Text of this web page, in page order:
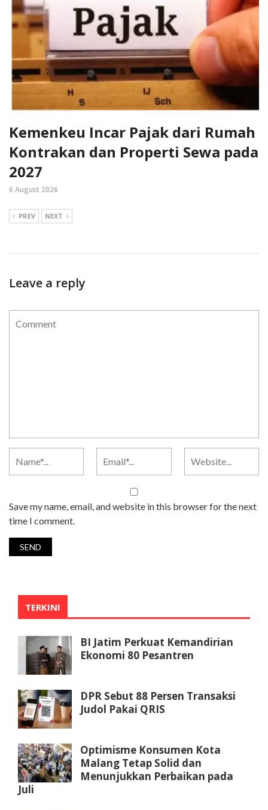
Kemenkeu Incar Pajak dari Rumah
Kontrakan dan Properti Sewa pada
2027
6 August 2026
PREV NEXT
Leave a reply
Save my name, email, and website in this browser for the next
time I comment.
TERKINI
BI Jatim Perkuat Kemandirian
Ekonomi 80 Pesantren
DPR Sebut 88 Persen Transaksi
Judol Pakai QRIS
Optimisme Konsumen Kota
Malang Tetap Solid dan
Menunjukkan Perbaikan pada
Juli